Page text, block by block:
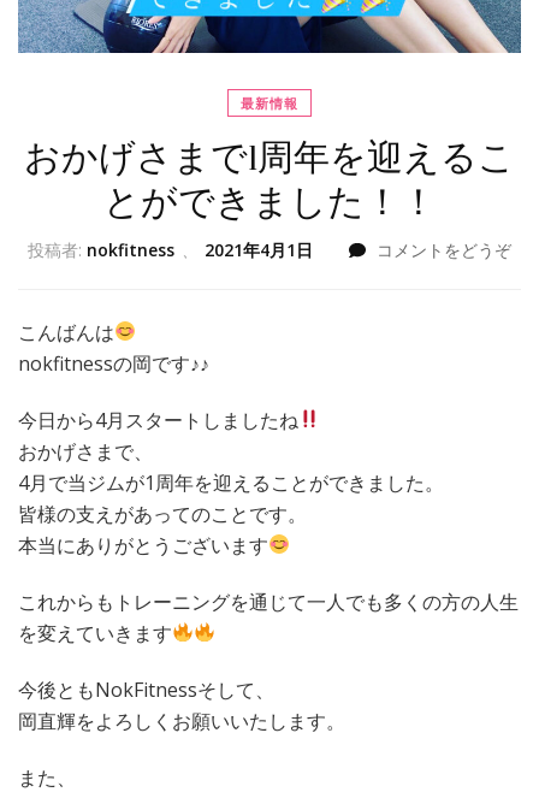
最新情報
おかげさまで1周年を迎えるこ
とができました！！
投稿者: nokfitness 、 2021年4月1日 コメントをどうぞ
こんばんは
nokfitnessの岡です♪♪
今日から4月スタートしましたね
おかげさまで、
4月で当ジムが1周年を迎えることができました。
皆様の支えがあってのことです。
本当にありがとうございます
これからもトレーニングを通じて一人でも多くの方の人生
を変えていきます
今後ともNokFitnessそして、
岡直輝をよろしくお願いいたします。
また、